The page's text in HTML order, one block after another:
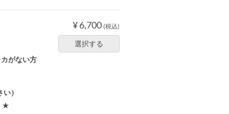
¥ 6,700 (税込)
選択する
がない方
）
★